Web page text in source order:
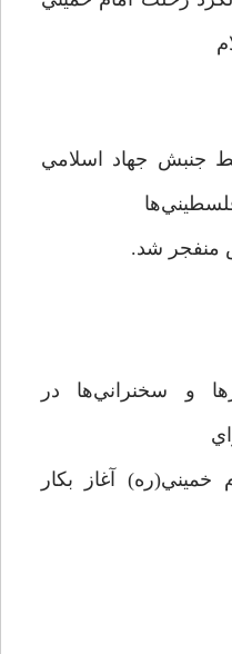
جنبش جهاد اسلامي
منفجر شد.
و سخنراني‌ها در
آغاز بکار